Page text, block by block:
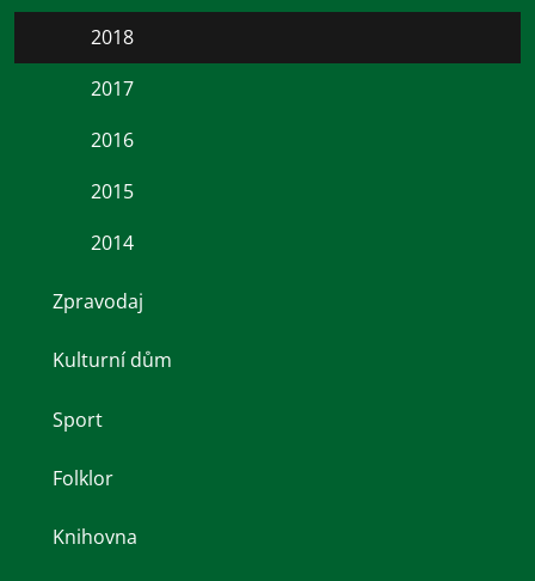
2018
2017
2016
2015
2014
Zpravodaj
Kulturní dům
Sport
Folklor
Knihovna